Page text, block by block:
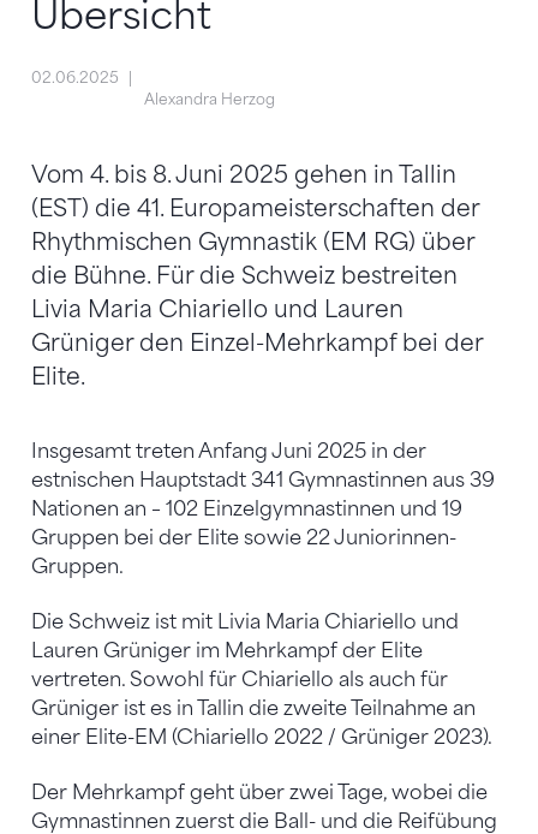
Übersicht
02.06.2025
Alexandra Herzog
Vom 4. bis 8. Juni 2025 gehen in Tallin
(EST) die 41. Europameisterschaften der
Rhythmischen Gymnastik (EM RG) über
die Bühne. Für die Schweiz bestreiten
Livia Maria Chiariello und Lauren
Grüniger den Einzel-Mehrkampf bei der
Elite.
Insgesamt treten Anfang Juni 2025 in der
estnischen Hauptstadt 341 Gymnastinnen aus 39
Nationen an – 102 Einzelgymnastinnen und 19
Gruppen bei der Elite sowie 22 Juniorinnen-
Gruppen.
Die Schweiz ist mit Livia Maria Chiariello und
Lauren Grüniger im Mehrkampf der Elite
vertreten. Sowohl für Chiariello als auch für
Grüniger ist es in Tallin die zweite Teilnahme an
einer Elite-EM (Chiariello 2022 / Grüniger 2023).
Der Mehrkampf geht über zwei Tage, wobei die
Gymnastinnen zuerst die Ball- und die Reifübung